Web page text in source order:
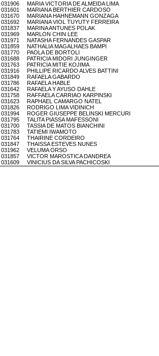
031906 MARIA VICTORIA DE ALMEIDA LIMA
031601 MARIANA BERTHIER CARDOSO
031670 MARIANA HAHNEMANN GONZAGA
031692 MARIANA VIOL TUYUTY FERREIRA
031837 MARINA ANTUNES POLAK
031969 MARLON CHIN LEE
031971 NATASHA FERNANDES GASPAR
031859 NATHALIA MAGALHAES BAMPI
031770 PAOLA DE BORTOLI
031688 PATRICIA MIDORI JUNGINGER
031763 PATRICIA MITIE KOJIMA
031916 PHILLIPE RICARDO ALVES BATTINI
031849 RAFAELA GABARDO
031786 RAFAELA HABLE
031642 RAFAELA Y AYUSO DAHLE
031758 RAFFAELA CARRIAO KARPINSKI
031623 RAPHAEL CAMARGO NATEL
031826 RODRIGO LIMA VIDINICH
031994 ROGER GIUSEPPE BELINSKI MERCURI
031795 TALITA PIASSA MAFESSONI
031700 TASSIA DE MATOS BIANCHINI
031783 TATIEMI IWAMOTO
031764 THAIRINE CORDEIRO
031847 THAISSA ESTEVES NUNES
031962 VELUMA ORSO
031857 VICTOR MAROSTICA DANDREA
031609 VINICIUS DA SILVA PACHICOSKI